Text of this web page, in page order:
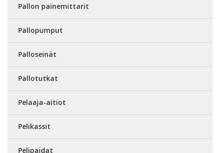
Pallon painemittarit
Pallopumput
Palloseinät
Pallotutkat
Pelaaja-aitiot
Pelikassit
Pelipaidat